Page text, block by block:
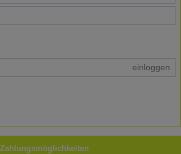
einloggen
Zahlungsmöglichkeiten